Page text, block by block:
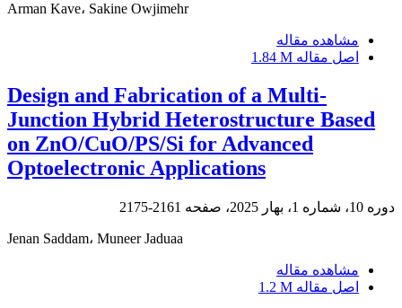
Arman Kave، Sakine Owjimehr
مشاهده مقاله
اصل مقاله 1.84 M
Design and Fabrication of a Multi-
Junction Hybrid Heterostructure Based
on ZnO/CuO/PS/Si for Advanced
Optoelectronic Applications
دوره 10، شماره 1، بهار 2025، صفحه 2161-2175
Jenan Saddam، Muneer Jaduaa
مشاهده مقاله
اصل مقاله 1.2 M